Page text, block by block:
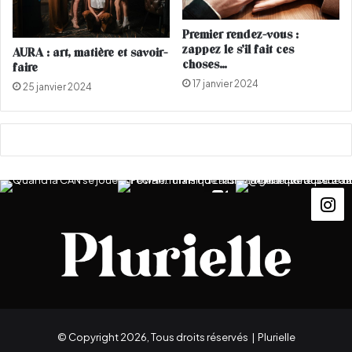
d
e
r
n
i
e
c
i
d
à
M
a
r
r
a
k
e
h
AURA : art, matière et savoir-
faire
25 janvier 2024
Premier rendez-vous :
zappez le s’il fait ces
choses…
17 janvier 2024
© Copyright 2026, Tous droits réservés | Plurielle